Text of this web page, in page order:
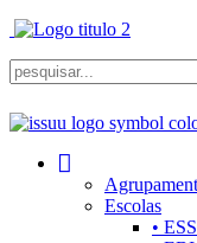
Escolas
•